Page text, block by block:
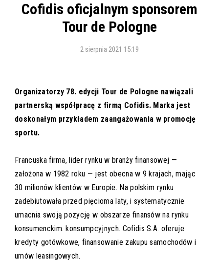
Cofidis oficjalnym sponsorem
Tour de Pologne
2 sierpnia 2021 15:19
Organizatorzy 78. edycji Tour de Pologne nawiązali
partnerską współpracę z firmą Cofidis. Marka jest
doskonałym przykładem zaangażowania w promocję
sportu.
Francuska firma, lider rynku w branży finansowej —
założona w 1982 roku — jest obecna w 9 krajach, mając
30 milionów klientów w Europie. Na polskim rynku
zadebiutowała przed pięcioma laty, i systematycznie
umacnia swoją pozycję w obszarze finansów na rynku
konsumenckim. konsumpcyjnych. Cofidis S.A. oferuje
kredyty gotówkowe, finansowanie zakupu samochodów i
umów leasingowych.